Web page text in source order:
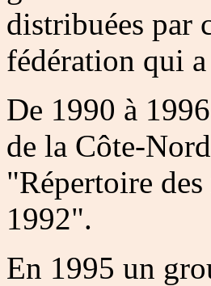
distribuées par
fédération qui
De 1990 à
de la Côte-
"Répertoire
1992".
En 1995 un